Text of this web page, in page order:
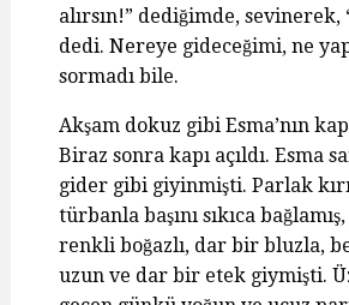
alırsın!” dediğimde, sevinerek,
dedi. Nereye gideceğimi, ne
sormadı bile.
Akşam dokuz gibi Esma’nın
Biraz sonra kapı açıldı. Esma
gider gibi giyinmişti. Parlak
türbanla başını sıkıca
renkli boğazlı, dar bir bluzla,
uzun ve dar bir etek giymişti.